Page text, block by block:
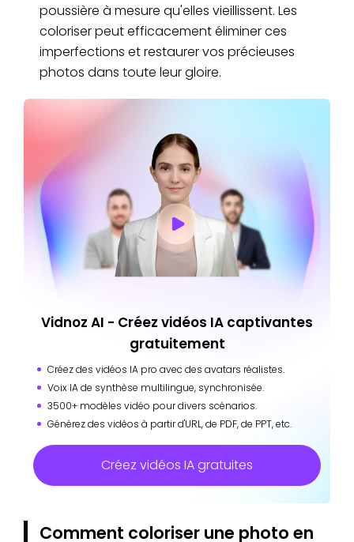
poussière à mesure qu'elles vieillissent. Les
coloriser peut efficacement éliminer ces
imperfections et restaurer vos précieuses
photos dans toute leur gloire.
Vidnoz AI - Créez vidéos IA captivantes
gratuitement
Créez des vidéos IA pro avec des avatars réalistes.
Voix IA de synthèse multilingue, synchronisée.
3500+ modèles vidéo pour divers scénarios.
Générez des vidéos à partir d'URL, de PDF, de PPT, etc.
Créez vidéos IA gratuites
Comment coloriser une photo en